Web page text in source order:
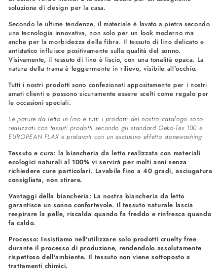
soluzione di design per la casa.
Secondo le ultime tendenze, il materiale è lavato a pietra secondo
una tecnologia innovativa, non solo per un look moderno ma
anche per la morbidezza della fibra. Il tessuto di lino delicato e
antistatico influisce positivamente sulla qualità del sonno.
Visivamente, il tessuto di lino è liscio, con una tonalità opaca. La
natura della trama è leggermente in rilievo, visibile all'occhio.
Tutti i nostri prodotti sono confezionati appositamente per i nostri
amati clienti e possono sicuramente essere scelti come regalo per
le occasioni speciali.
Le parure da letto in lino e tutti i prodotti del nostro catalogo sono
realizzati con tessuti prodotti secondo gli standard Oeko-Tex 100 e
EUROPEAN FLAX e prelavati con un esclusivo effetto stonewashing.
Tessuto e cura: la biancheria da letto realizzata con materiali
ecologici naturali al 100% vi servirà per molti anni senza
richiedere cure particolari. Lavabile fino a 40 gradi, asciugatura
consigliata, non stirare.
Vantaggi della biancheria: La nostra biancheria da letto
garantisce un sonno confortevole. Il tessuto naturale lascia
respirare la pelle, riscalda quando fa freddo e rinfresca quando
fa caldo.
Processo: Insistiamo nell'utilizzare solo prodotti cruelty free
durante il processo di produzione, rendendolo assolutamente
rispettoso dell'ambiente. Il tessuto non viene sottoposto a
trattamenti chimici.